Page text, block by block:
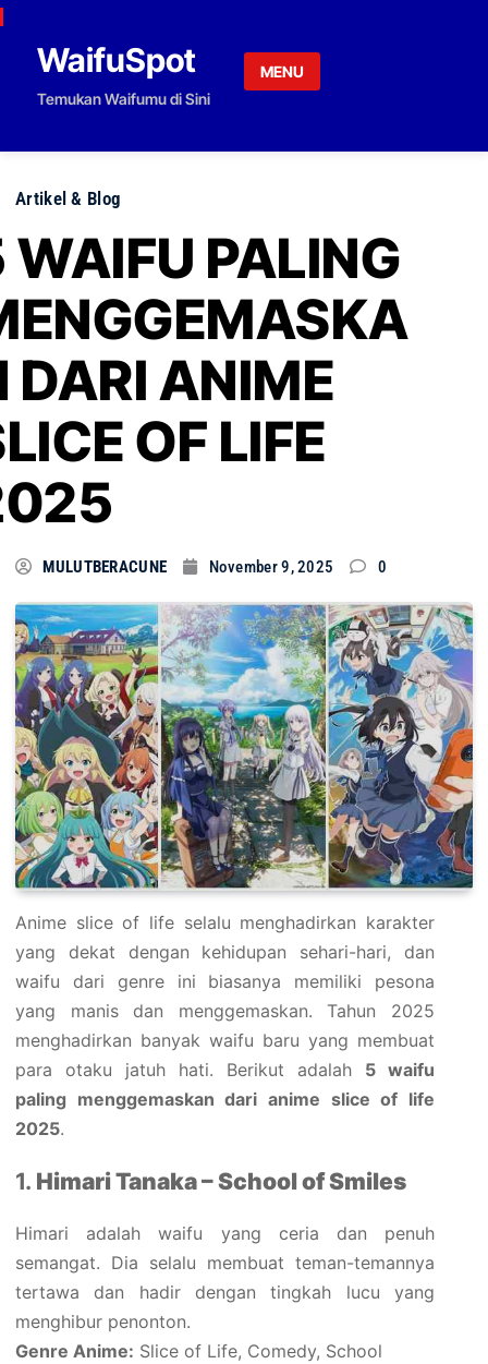
Skip to content
WaifuSpot
Temukan Waifumu di Sini
MENU
Artikel & Blog
WAIFU PALING
DARI ANIME
OF LIFE
MULUTBERACUNE November 9, 2025 0
Anime slice of life selalu menghadirkan karakter
yang dekat dengan kehidupan sehari-hari, dan
waifu dari genre ini biasanya memiliki pesona
yang manis dan menggemaskan. Tahun 2025
menghadirkan banyak waifu baru yang membuat
para otaku jatuh hati. Berikut adalah 5 waifu
paling menggemaskan dari anime slice of life
2025.
1. Himari Tanaka – School of Smiles
Himari adalah waifu yang ceria dan penuh
semangat. Dia selalu membuat teman-temannya
tertawa dan hadir dengan tingkah lucu yang
menghibur penonton.
Genre Anime: Slice of Life, Comedy, School